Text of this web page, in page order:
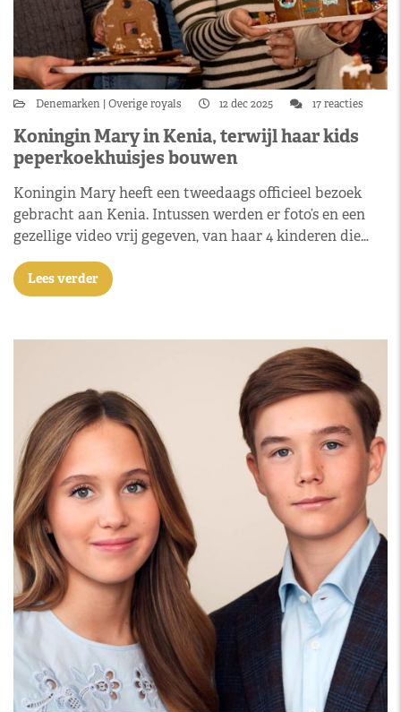
Denemarken Overige royals 12 dec 2025 17 reacties
Koningin Mary in Kenia, terwijl haar kids
peperkoekhuisjes bouwen
Koningin Mary heeft een tweedaags officieel bezoek
gebracht aan Kenia. Intussen werden er foto’s en een
gezellige video vrij gegeven, van haar 4 kinderen die…
Lees verder